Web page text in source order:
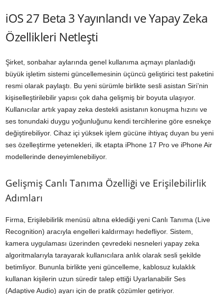
iOS 27 Beta 3 Yayınlandı ve Yapay Zeka
Özellikleri Netleşti
Şirket, sonbahar aylarında genel kullanıma açmayı planladığı
büyük işletim sistemi güncellemesinin üçüncü geliştirici test paketini
resmi olarak paylaştı. Bu yeni sürümle birlikte sesli asistan Siri’nin
kişiselleştirilebilir yapısı çok daha gelişmiş bir boyuta ulaşıyor.
Kullanıcılar artık yapay zeka destekli asistanın konuşma hızını ve
ses tonundaki duygu yoğunluğunu kendi tercihlerine göre esnekçe
değiştirebiliyor. Cihaz içi yüksek işlem gücüne ihtiyaç duyan bu yeni
ses özelleştirme yetenekleri, ilk etapta iPhone 17 Pro ve iPhone Air
modellerinde deneyimlenebiliyor.
Gelişmiş Canlı Tanıma Özelliği ve Erişilebilirlik
Adımları
Firma, Erişilebilirlik menüsü altına eklediği yeni Canlı Tanıma (Live
Recognition) aracıyla engelleri kaldırmayı hedefliyor. Sistem,
kamera uygulaması üzerinden çevredeki nesneleri yapay zeka
algoritmalarıyla tarayarak kullanıcılara anlık olarak sesli şekilde
betimliyor. Bununla birlikte yeni güncelleme, kablosuz kulaklık
kullanan kişilerin uzun süredir talep ettiği Uyarlanabilir Ses
(Adaptive Audio) ayarı için de pratik çözümler getiriyor.